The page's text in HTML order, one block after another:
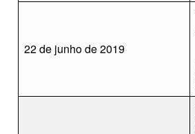
22 de junho de 2019